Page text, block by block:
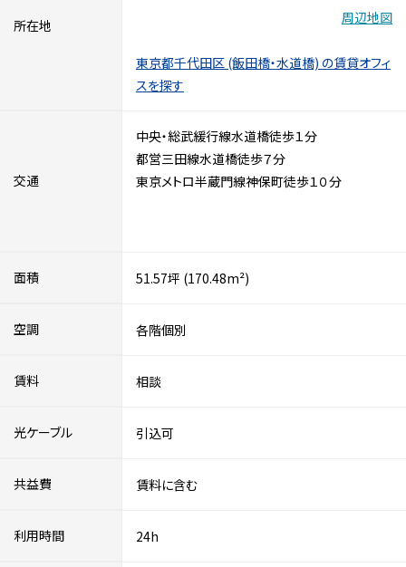
所在地
周辺地図
東京都千代田区 (飯田橋・水道橋) の賃貸オフィ
スを探す
交通
中央・総武緩行線水道橋徒歩１分
都営三田線水道橋徒歩７分
東京メトロ半蔵門線神保町徒歩１０分
面積 51.57坪 (170.48m²)
空調 各階個別
賃料 相談
光ケーブル 引込可
共益費 賃料に含む
利用時間 24h